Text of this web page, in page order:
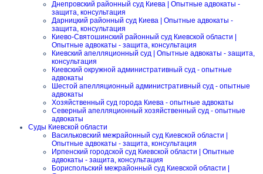
Днепровский районный суд Киева | Опытные адвокаты -
защита, консультация
Дарницкий районный суд Киева | Опытные адвокаты -
защита, консультация
Киево-Святошинский районный суд Киевской области |
Опытные адвокаты - защита, консультация
Киевский апелляционный суд | Опытные адвокаты - защита,
консультация
Киевский окружной административный суд - опытные
адвокаты
Шестой апелляционный административный суд - опытные
адвокаты
Хозяйственный суд города Киева - опытные адвокаты
Северный апелляционный хозяйственный суд - опытные
адвокаты
Суды Киевской области
Васильковский межрайонный суд Киевской области |
Опытные адвокаты - защита, консультация
Ирпенский городской суд Киевской области | Опытные
адвокаты - защита, консультация
Бориспольский межрайонный суд Киевской области |